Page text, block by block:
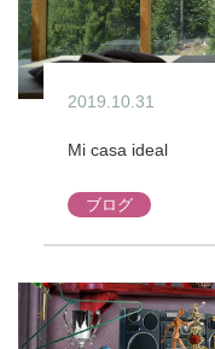
2019.10.31
Mi casa ideal
ブログ